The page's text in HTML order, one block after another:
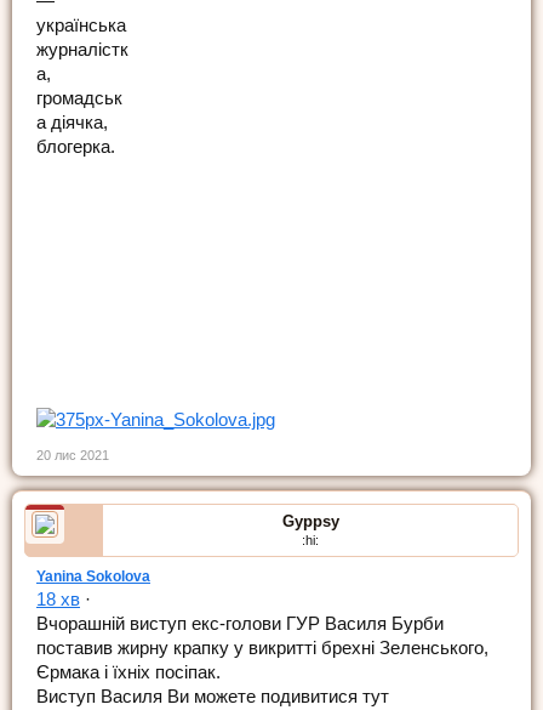
українська
журналістк
а,
громадськ
а діячка,
блогерка.
20 лис 2021
Gyppsy
:hi:
Yanina Sokolova
18 хв ·
Вчорашній виступ екс-голови ГУР Василя Бурби
поставив жирну крапку у викритті брехні Зеленського,
Єрмака і їхніх посіпак.
Виступ Василя Ви можете подивитися тут